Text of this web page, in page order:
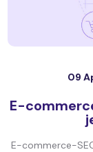
09
E-
E-commerce-